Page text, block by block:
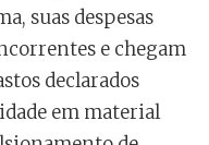
suas despesas
e chegam
declarados
em material